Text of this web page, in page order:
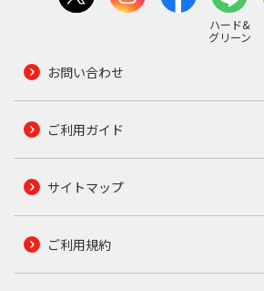
ハード&
グリーン
お問い合わせ
ご利用ガイド
サイトマップ
ご利用規約